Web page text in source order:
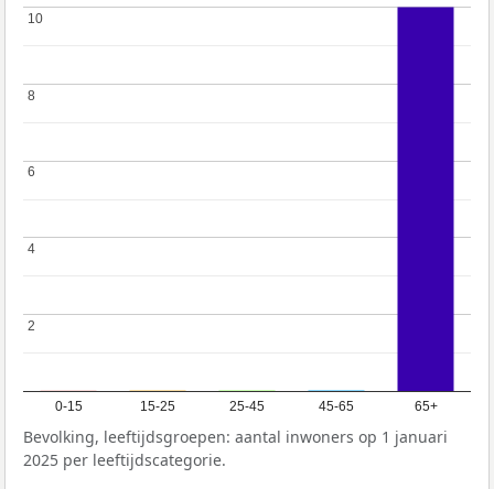
0-15 15-25 25-45 45-65 65+
2
2
4
4
6
6
8
8
10
10
Bevolking, leeftijdsgroepen: aantal inwoners op 1 januari
2025 per leeftijdscategorie.